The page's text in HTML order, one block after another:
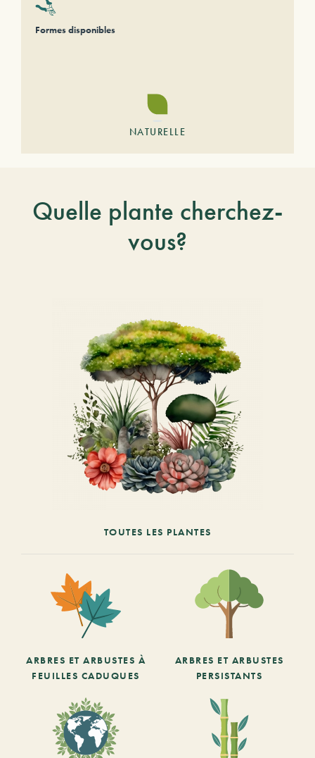
Formes disponibles
NATURELLE
Quelle plante cherchez-
vous?
TOUTES LES PLANTES
ARBRES ET ARBUSTES À
FEUILLES CADUQUES
ARBRES ET ARBUSTES
PERSISTANTS